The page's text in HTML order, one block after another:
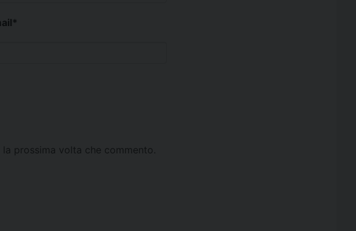
*
prossima volta che commento.